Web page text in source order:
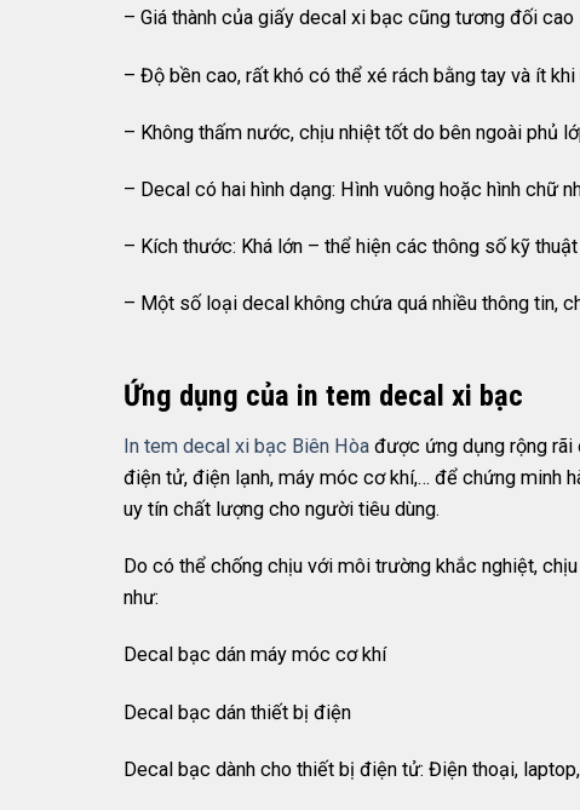
– Giá thành của giấy decal xi bạc cũng tương đối
– Độ bền cao, rất khó có thể xé rách bằng tay và ít
– Không thấm nước, chịu nhiệt tốt do bên ngoài phủ
– Decal có hai hình dạng: Hình vuông hoặc hình chữ
– Kích thước: Khá lớn – thể hiện các thông số kỹ
– Một số loại decal không chứa quá nhiều thông tin,
Ứng dụng của in tem decal xi bạc
In tem decal xi bạc Biên Hòa được ứng dụng rộng rãi
điện tử, điện lạnh, máy móc cơ khí,… để chứng minh
uy tín chất lượng cho người tiêu dùng.
Do có thể chống chịu với môi trường khắc nghiệt,
như:
Decal bạc dán máy móc cơ khí
Decal bạc dán thiết bị điện
Decal bạc dành cho thiết bị điện tử: Điện thoại,